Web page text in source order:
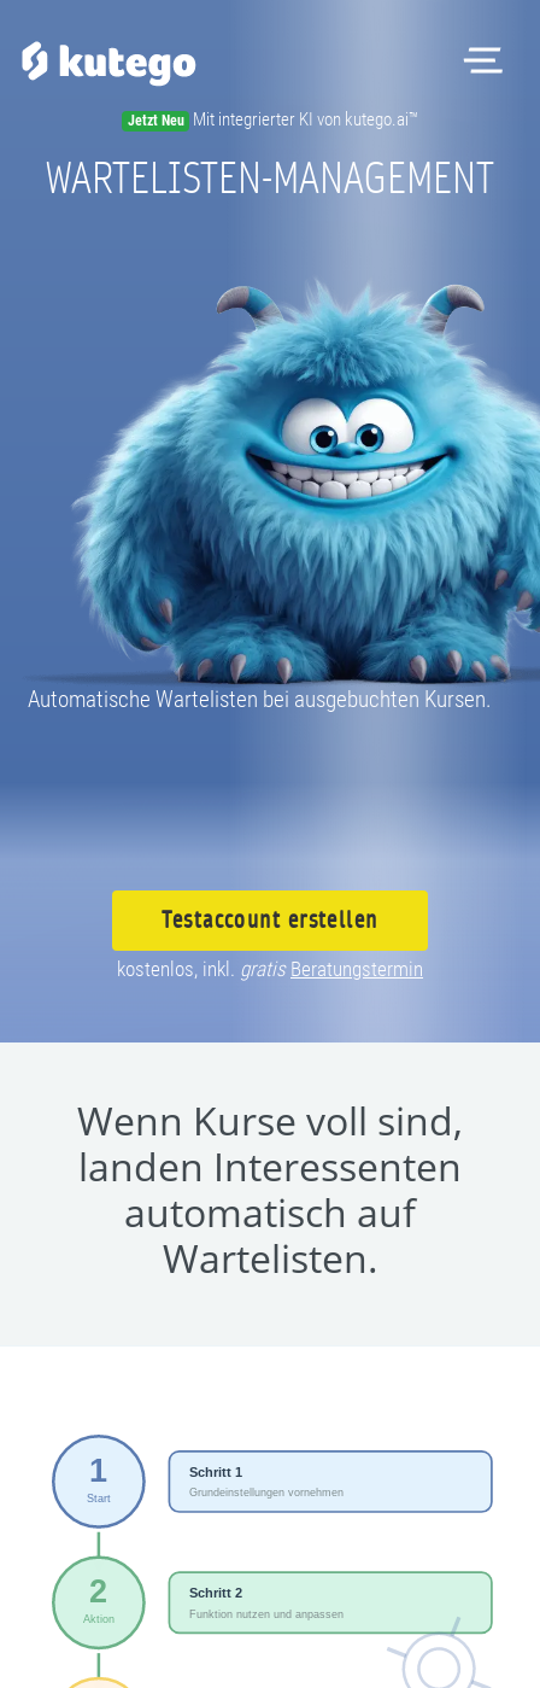
Jetzt Neu Mit integrierter KI von kutego.ai™
WARTELISTEN-MANAGEMENT
Automatische Wartelisten bei ausgebuchten Kursen.
Testaccount erstellen
kostenlos, inkl. gratis Beratungstermin
Wenn Kurse voll sind,
landen Interessenten
automatisch auf
Wartelisten.
Hardware
Kontakt
Magazin
Registrieren
Beratungstermin
08004003055